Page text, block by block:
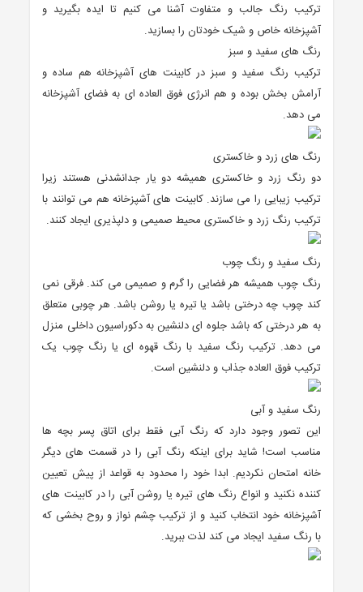
ترکیب رنگ جالب و متفاوت آشنا می کنیم تا ایده بگیرید و
آشپزخانه خاص و شیک خودتان را بسازید.
رنگ های سفید و سبز
ترکیب رنگ سفید و سبز در کابینت های آشپزخانه هم ساده و
آرامش بخش بوده و هم انرژی فوق العاده ای به فضای آشپزخانه
می دهد.
رنگ های زرد و خاکستری
دو رنگ زرد و خاکستری همیشه دو یار جدانشدنی هستند زیرا
ترکیب زیبایی را می سازند. کابینت های آشپزخانه هم می توانند با
ترکیب رنگ زرد و خاکستری محیط صمیمی و دلپذیری ایجاد کنند.
رنگ سفید و رنگ چوب
رنگ چوب همیشه هر فضایی را گرم و صمیمی می کند. فرقی نمی
کند چوب چه درختی باشد یا تیره یا روشن باشد. هر چوبی متعلق
به هر درختی که باشد جلوه ای دلنشین به دکوراسیون داخلی منزل
می دهد. ترکیب رنگ سفید با رنگ قهوه ای یا رنگ چوب یک
ترکیب فوق العاده جذاب و دلنشین است.
رنگ سفید و آبی
این تصور وجود دارد که رنگ آبی فقط برای اتاق پسر بچه ها
مناسب است! شاید برای اینکه رنگ آبی را در قسمت های دیگر
خانه امتحان نکردیم. ابدا خود را محدود به قواعد از پیش تعیین
کننده نکنید و انواع رنگ های تیره یا روشن آبی را در کابینت های
آشپزخانه خود انتخاب کنید و از ترکیب چشم نواز و روح بخشی که
با رنگ سفید ایجاد می کند لذت ببرید.